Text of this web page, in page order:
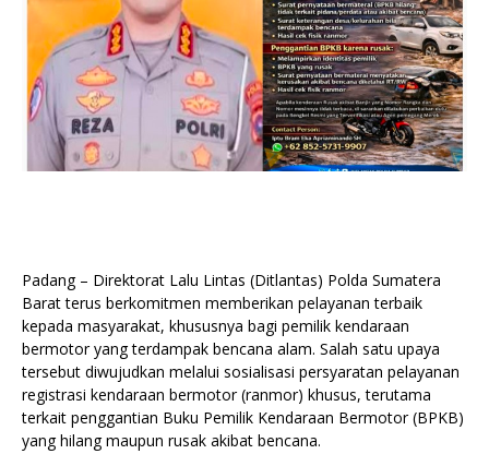
Padang – Direktorat Lalu Lintas (Ditlantas) Polda Sumatera
Barat terus berkomitmen memberikan pelayanan terbaik
kepada masyarakat, khususnya bagi pemilik kendaraan
bermotor yang terdampak bencana alam. Salah satu upaya
tersebut diwujudkan melalui sosialisasi persyaratan pelayanan
registrasi kendaraan bermotor (ranmor) khusus, terutama
terkait penggantian Buku Pemilik Kendaraan Bermotor (BPKB)
yang hilang maupun rusak akibat bencana.